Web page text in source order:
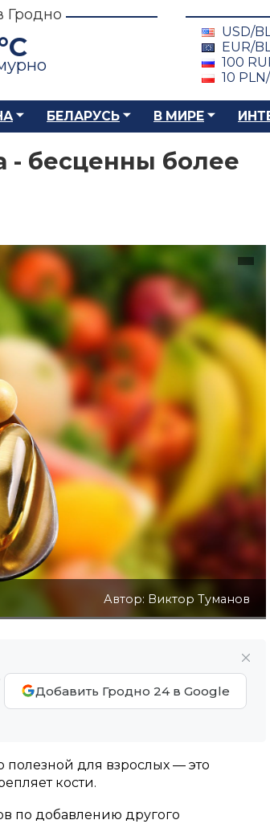
Гродно
USD/
EUR/
100
10
БЕЛАРУСЬ В МИРЕ
- бесценны более
Автор: Виктор Туманов
Добавить Гродно 24 в Google
полезной для взрослых — это
кости.
по добавлению другого